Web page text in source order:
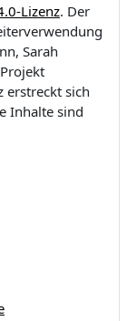
Lizenz. Der
Sarah
erstreckt sich
Inhalte sind